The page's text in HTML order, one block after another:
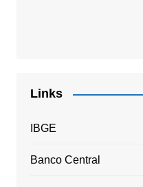
Links
IBGE
Banco Central